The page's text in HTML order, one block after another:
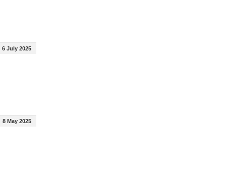
6 July 2025
8 May 2025